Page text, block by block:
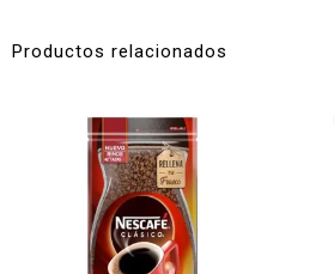
Productos relacionados